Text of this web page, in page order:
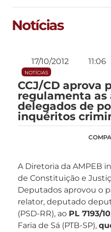
Notícias
17/10/2012 11:06
NOTÍCIAS
CCJ/CD aprova
regulamenta
delegados de
inquéritos
A Diretoria da AMPEB
de Constituição e
Deputados aprovou o
relator, deputado
(PSD-RR), ao PL 7193/10
Faria de Sá (PTB-SP),